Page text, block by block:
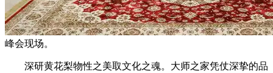
峰会现场。
深研黄花梨物性之美取文化之魂。大师之家凭仗深挚的品